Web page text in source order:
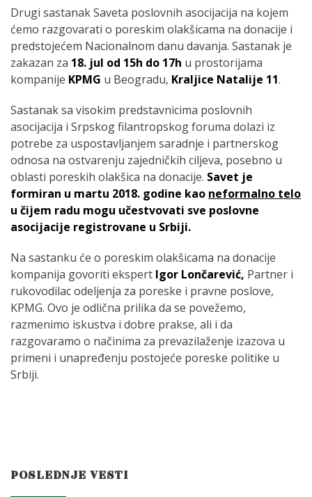
Drugi sastanak Saveta poslovnih asocijacija na kojem
ćemo razgovarati o poreskim olakšicama na donacije i
predstojećem Nacionalnom danu davanja. Sastanak je
zakazan za 18. jul od 15h do 17h u prostorijama
kompanije KPMG u Beogradu, Kraljice Natalije 11.
Sastanak sa visokim predstavnicima poslovnih
asocijacija i Srpskog filantropskog foruma dolazi iz
potrebe za uspostavljanjem saradnje i partnerskog
odnosa na ostvarenju zajedničkih ciljeva, posebno u
oblasti poreskih olakšica na donacije. Savet je
formiran u martu 2018. godine kao neformalno telo
u čijem radu mogu učestvovati sve poslovne
asocijacije registrovane u Srbiji.
Na sastanku će o poreskim olakšicama na donacije
kompanija govoriti ekspert Igor Lončarević, Partner i
rukovodilac odeljenja za poreske i pravne poslove,
KPMG. Ovo je odlična prilika da se povežemo,
razmenimo iskustva i dobre prakse, ali i da
razgovaramo o načinima za prevazilaženje izazova u
primeni i unapređenju postojeće poreske politike u
Srbiji.
POSLEDNJE VESTI